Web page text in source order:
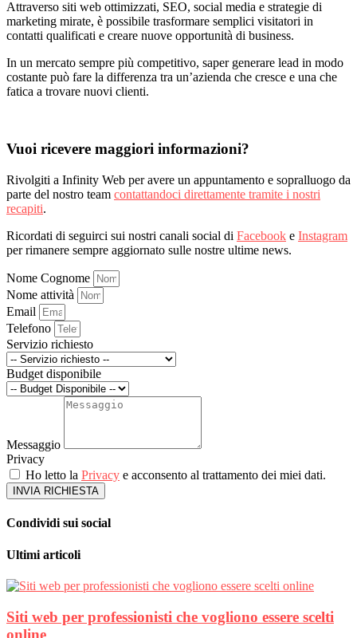
Attraverso siti web ottimizzati, SEO, social media e strategie di
marketing mirate, è possibile trasformare semplici visitatori in
contatti qualificati e creare nuove opportunità di business.
In un mercato sempre più competitivo, saper generare lead in modo
costante può fare la differenza tra un’azienda che cresce e una che
fatica a trovare nuovi clienti.
Vuoi ricevere maggiori informazioni?
Rivolgiti a Infinity Web per avere un appuntamento e sopralluogo da
parte del nostro team contattandoci direttamente tramite i nostri
recapiti.
Ricordati di seguirci sui nostri canali social di Facebook e Instagram
per rimanere sempre aggiornato sulle nostre ultime news.
Nome Cognome
Nome attività
Email
Telefono
Servizio richiesto
Budget disponibile
Messaggio
Privacy
Ho letto la Privacy e acconsento al trattamento dei miei dati.
INVIA RICHIESTA
Condividi sui social
Ultimi articoli
Siti web per professionisti che vogliono essere scelti
online